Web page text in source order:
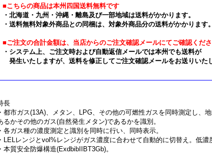
■こちらの商品は本州四国送料無料です
・北海道・九州・沖縄・離島及び一部地域は送料がかかります。
・送料無料対象外商品との同梱は、対象外商品分の送料がかかります
■ご注文の合計金額は、当店からのご注文確認メールにてご確認くだ
・システム上、ご注文時および自動返信メールでは本州でも送料が
発生いたしますが、送料を修正してご注文確認メールをお送りいた
長
・都市ガス(13A)、メタン、LPG、その他の可燃性ガスを同時測定し、
るかその他のガス(自然発生メタン)であるかを識別。
・各ガス種の濃度測定と識別を同時に行い、同時表示。
・LELレンジとvol%レンジがガス濃度に合わせて自動的に切替え。低
・本質安全防爆構造(ExdbibIIBT3Gb)。